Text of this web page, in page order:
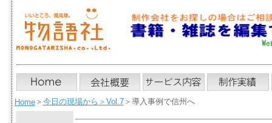
Home＞ 今日の現場から ＞Vol.7＞導入事例で信州へ